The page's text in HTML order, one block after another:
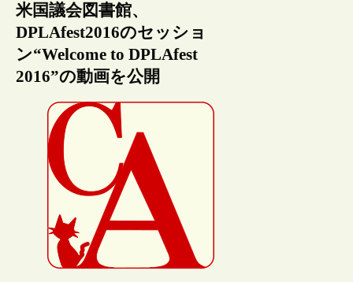
米国議会図書館、
DPLAfest2016のセッショ
ン“Welcome to DPLAfest
2016”の動画を公開